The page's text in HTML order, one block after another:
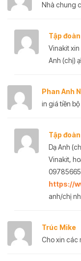
Nhà chung
Tập
Vinakit xin
Anh (chị) ạ!
Phan Anh
in giá tiền
Tập
Dạ Anh
Vinakit,
https://
anh/chị
Trúc Mike
Cho xin các